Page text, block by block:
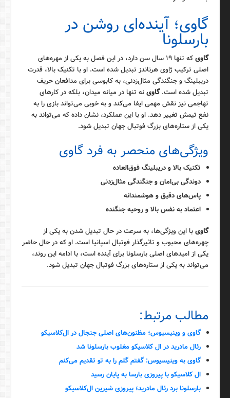
گاوی؛ آینده‌ای روشن در
بارسلونا
گاوی
که تنها ۱۹ سال سن دارد، در این فصل به یکی از مهره‌های
اصلی ترکیب ژاوی هرناندز تبدیل شده است. او با تکنیک بالا، قدرت
دریبلینگ و جنگندگی مثال‌زدنی، به کابوسی برای مدافعان حریف
تبدیل شده است.گاوینه تنها در میانه میدان، بلکه در کارهای
تهاجمی نیز نقش مهمی ایفا می‌کند و به خوبی می‌تواند بازی را به
نفع تیمش تغییر دهد. او با این عملکرد، نشان داده که می‌تواند به
یکی از ستاره‌های بزرگ فوتبال جهان تبدیل شود.
ویژگی‌های منحصر به فرد گاوی
تکنیک بالا و دریبلینگ فوق‌العاده
دوندگی بی‌امان و جنگندگی مثال‌زدنی
پاس‌های دقیق و هوشمندانه
اعتماد به نفس بالا و روحیه جنگنده
گاویبا این ویژگی‌ها، به سرعت در حال تبدیل شدن به یکی از
چهره‌های محبوب و تاثیرگذار فوتبال اسپانیا است. او که در حال حاضر
یکی از امیدهای اصلی بارسلونا برای آینده است، با ادامه این روند،
می‌تواند به یکی از ستاره‌های بزرگ فوتبال جهان تبدیل شود.
مطالب مرتبط:
گاوی و وینیسیوس؛ مظنون‌های اصلی جنجال در ال‌کلاسیکو
رئال مادرید در ال کلاسیکو مغلوب بارسلونا شد
گاوی به وینیسیوس: گفتم گلم را به تو تقدیم می‌کنم
ال کلاسیکو با پیروزی بارسا به پایان رسید
بارسلونا برد رئال مادرید؛ پیروزی شیرین ال‌کلاسیکو